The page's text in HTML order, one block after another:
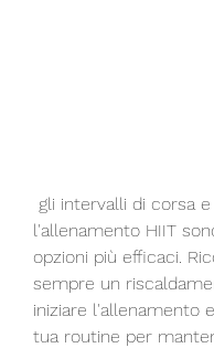
l'allenamento HIIT
opzioni più efficaci.
sempre un
iniziare l'allenamento
tua routine per